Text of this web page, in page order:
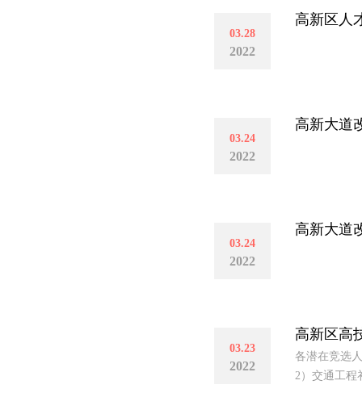
03.28
2022
高新区人
03.24
2022
高新大道
03.24
2022
高新大道
03.23
2022
高新区高
各潜在竞选
2）交通工程